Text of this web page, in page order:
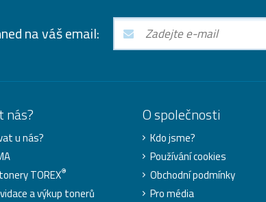
na váš email:
nás?
u nás?
TOREX®
a výkup tonerů
O společnosti
Kdo jsme?
Používání cookies
Obchodní podmínky
Pro média